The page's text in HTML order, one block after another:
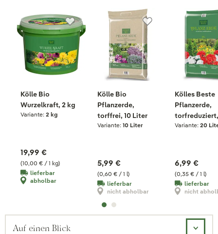
Kölle Bio
Wurzelkraft, 2 kg
Variante: 2 kg
(10,00 € / 1 kg)
19,99 €
lieferbar
abholbar
Kölle Bio
Pflanzerde,
torffrei, 10 Liter
Variante:10 Liter
(0,60 € / 1 l)
5,99 €
lieferbar
nicht abholbar
Kölles Beste
Pflanzerde,
Liter
Variante: 20
(0,35 € / 1 l)
6,99 €
lieferbar
nicht
Auf einen Blick